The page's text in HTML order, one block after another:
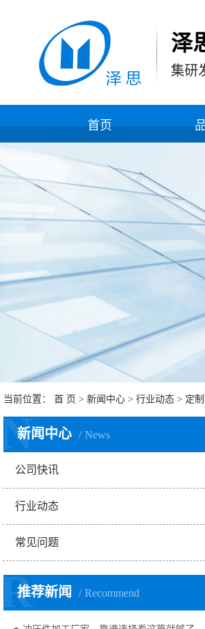
泽
集研
首页
当前位置： 首 页 > 新闻中心 > 行业动态 > 定
新闻中心 News
N
公司快讯
行业动态
常见问题
推荐新闻 Recommend
R